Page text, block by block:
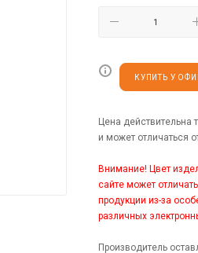
КУПИТЬ У
Цена действительна
и может отличаться
Внимание! Цвет
сайте может
продукции из-за
различных
Производитель